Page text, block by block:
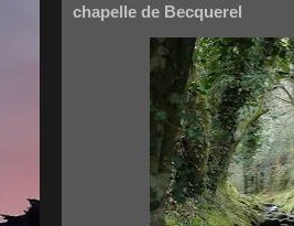
chapelle de Becquerel